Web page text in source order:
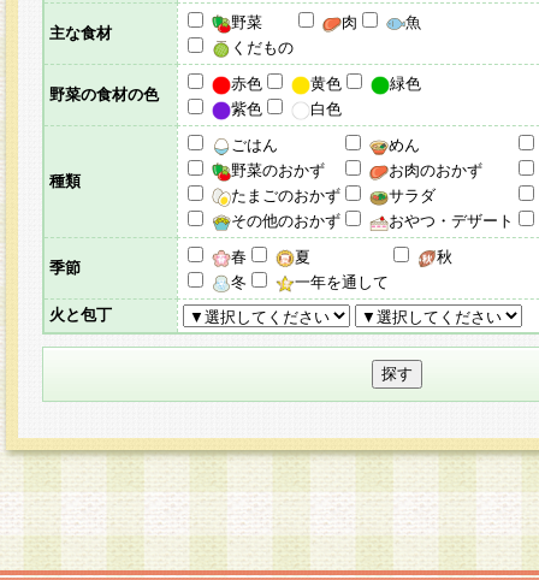
主な食材
野菜 肉
魚
くだもの
野菜の食材の色
赤色 黄色
緑色
紫色
白色
種類
ごはん
めん
野菜のおかず
お肉のおかず
たまごのおかず
サラダ
その他のおかず
おやつ・デザート
季節
春 夏
秋
冬
一年を通して
火と包丁